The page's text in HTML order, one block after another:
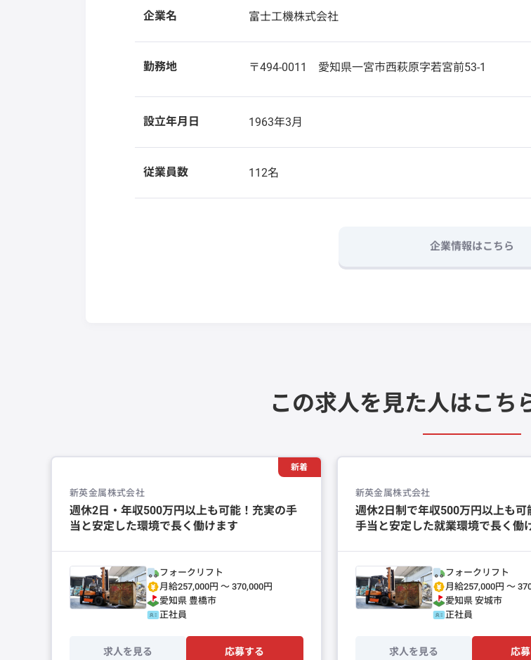
企業名 富士工機株式会社
勤務地 〒494-0011 愛知県一宮市西萩原字若宮前53-1
設立年月日 1963年3月
従業員数 112名
企業情報はこちら
この求人を見た人はこち
新着
新英金属株式会社
週休2日・年収500万円以上も可能！充実の手
当と安定した環境で長く働けます
フォークリフト
月給257,000円 〜 370,000円
愛知県 豊橋市
正社員
求人を見る 応募する
新英金属株式会社
週休2日制で年収500万円以上も可
手当と安定した就業環境で長く働け
フォークリフト
月給257,000円 〜
愛知県 安城市
正社員
求人を見る 応